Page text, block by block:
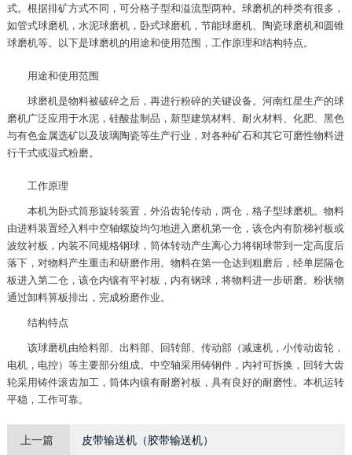
式。根据排矿方式不同，可分格子型和溢流型两种。球磨机的种类有很多，
如管式球磨机，水泥球磨机，卧式球磨机，节能球磨机、陶瓷球磨机和圆锥
球磨机等。以下是球磨机的用途和使用范围，工作原理和结构特点。
用途和使用范围
球磨机是物料被破碎之后，再进行粉碎的关键设备。河南红星生产的球
磨机广泛应用于水泥，硅酸盐制品，新型建筑材料、耐火材料、化肥、黑色
与有色金属选矿以及玻璃陶瓷等生产行业，对各种矿石和其它可磨性物料进
行干式或湿式粉磨。
工作原理
本机为卧式筒形旋转装置，外沿齿轮传动，两仓，格子型球磨机。物料
由进料装置经入料中空轴螺旋均匀地进入磨机第一仓，该仓内有阶梯衬板或
波纹衬板，内装不同规格钢球，筒体转动产生离心力将钢球带到一定高度后
落下，对物料产生重击和研磨作用。物料在第一仓达到粗磨后，经单层隔仓
板进入第二仓，该仓内镶有平衬板，内有钢球，将物料进一步研磨。粉状物
通过卸料箅板排出，完成粉磨作业。
结构特点
该球磨机由给料部、出料部、回转部、传动部（减速机，小传动齿轮，
电机，电控）等主要部分组成。中空轴采用铸钢件，内衬可拆换，回转大齿
轮采用铸件滚齿加工，筒体内镶有耐磨衬板，具有良好的耐磨性。本机运转
平稳，工作可靠。
上一篇 皮带输送机（胶带输送机）